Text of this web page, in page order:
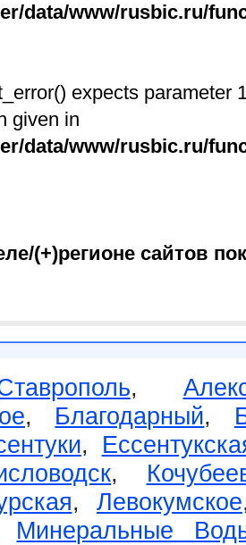
data/www/rusbic.ru/
expects parameter
given in
data/www/rusbic.ru/
(+)регионе сайтов
,
, Благодарный,
,
,
, Левокумское
Минеральные